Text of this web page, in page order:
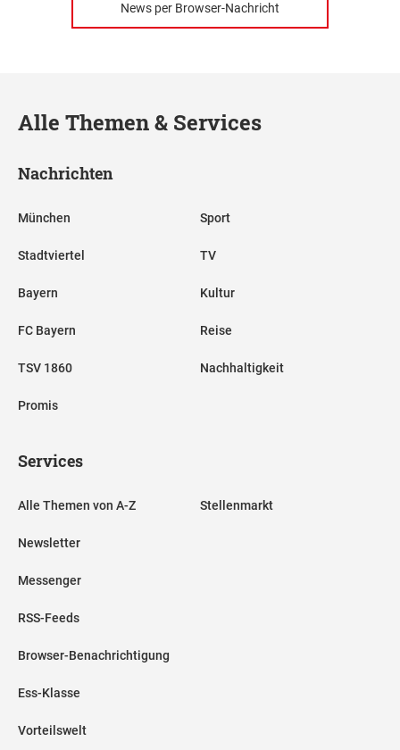
News per Browser-Nachricht
Alle Themen & Services
Nachrichten
München
Stadtviertel
Bayern
FC Bayern
TSV 1860
Promis
Sport
TV
Kultur
Reise
Nachhaltigkeit
Services
Alle Themen von A-Z
Newsletter
Messenger
RSS-Feeds
Browser-Benachrichtigung
Ess-Klasse
Vorteilswelt
Stellenmarkt